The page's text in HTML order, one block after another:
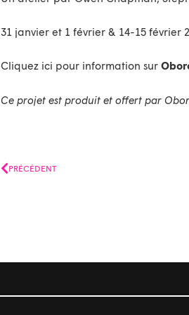
31 janvier et 1 février & 14-15 février
Cliquez ici pour information sur
Ce projet est produit et offert par
Précédent
PRÉCÉDENT